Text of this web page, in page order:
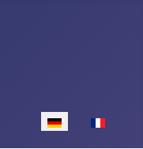
Sprache